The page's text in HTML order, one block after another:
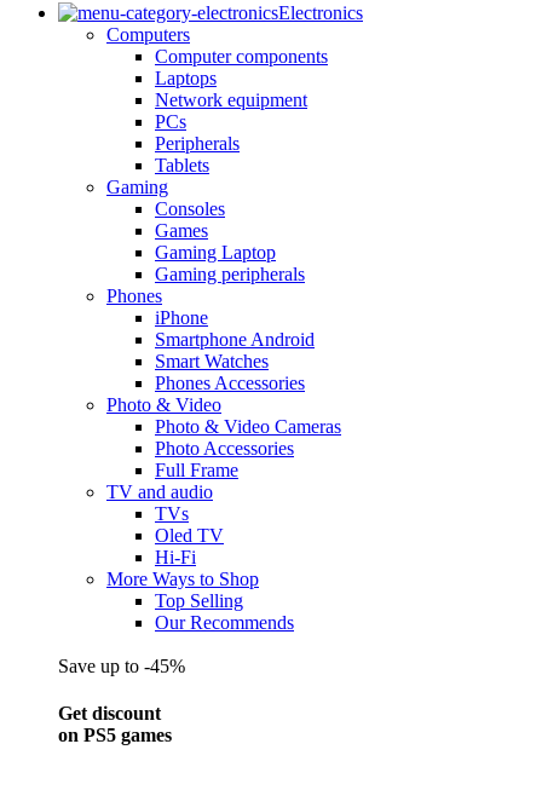
Electronics
Computers
Computer components
Laptops
Network equipment
PCs
Peripherals
Tablets
Gaming
Consoles
Games
Gaming Laptop
Gaming peripherals
Phones
iPhone
Smartphone Android
Smart Watches
Phones Accessories
Photo & Video
Photo & Video Cameras
Photo Accessories
Full Frame
TV and audio
TVs
Oled TV
Hi-Fi
More Ways to Shop
Top Selling
Our Recommends
Save up to -45%
Get discount
on PS5 games